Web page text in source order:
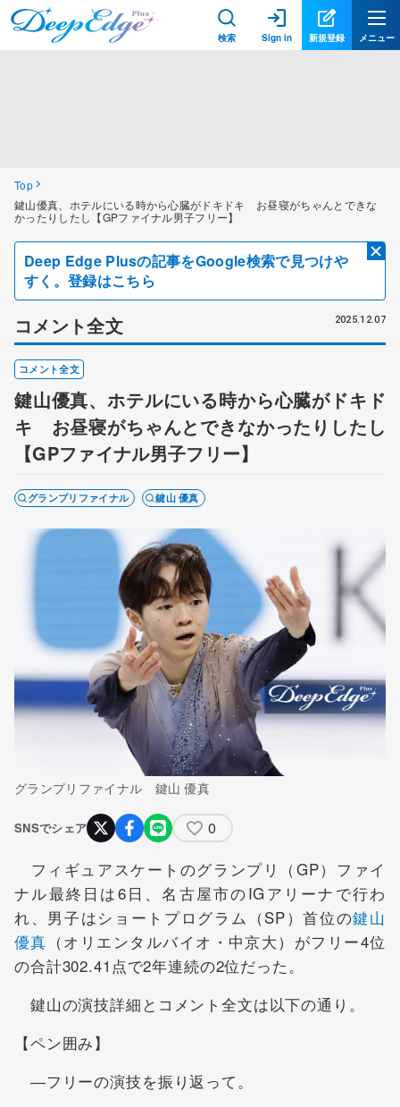
検索 Sign in 新規登録 メニュー
Top
鍵山優真、ホテルにいる時から心臓がドキドキ お昼寝がちゃんとできな
かったりしたし【GPファイナル男子フリー】
Deep Edge Plusの記事をGoogle検索で見つけや
すく。登録はこちら
コメント全文 2025.12.07
コメント全文
鍵山優真、ホテルにいる時から心臓がドキド
キ お昼寝がちゃんとできなかったりしたし
【GPファイナル男子フリー】
グランプリファイナル 鍵山 優真
グランプリファイナル 鍵山 優真
SNSでシェア 0
フィギュアスケートのグランプリ（GP）ファイ
ナル最終日は6日、名古屋市のIGアリーナで行わ
れ、男子はショートプログラム（SP）首位の鍵山
優真 （オリエンタルバイオ・中京大）がフリー4位
の合計302.41点で2年連続の2位だった。
鍵山の演技詳細とコメント全文は以下の通り。
【ペン囲み】
―フリーの演技を振り返って。